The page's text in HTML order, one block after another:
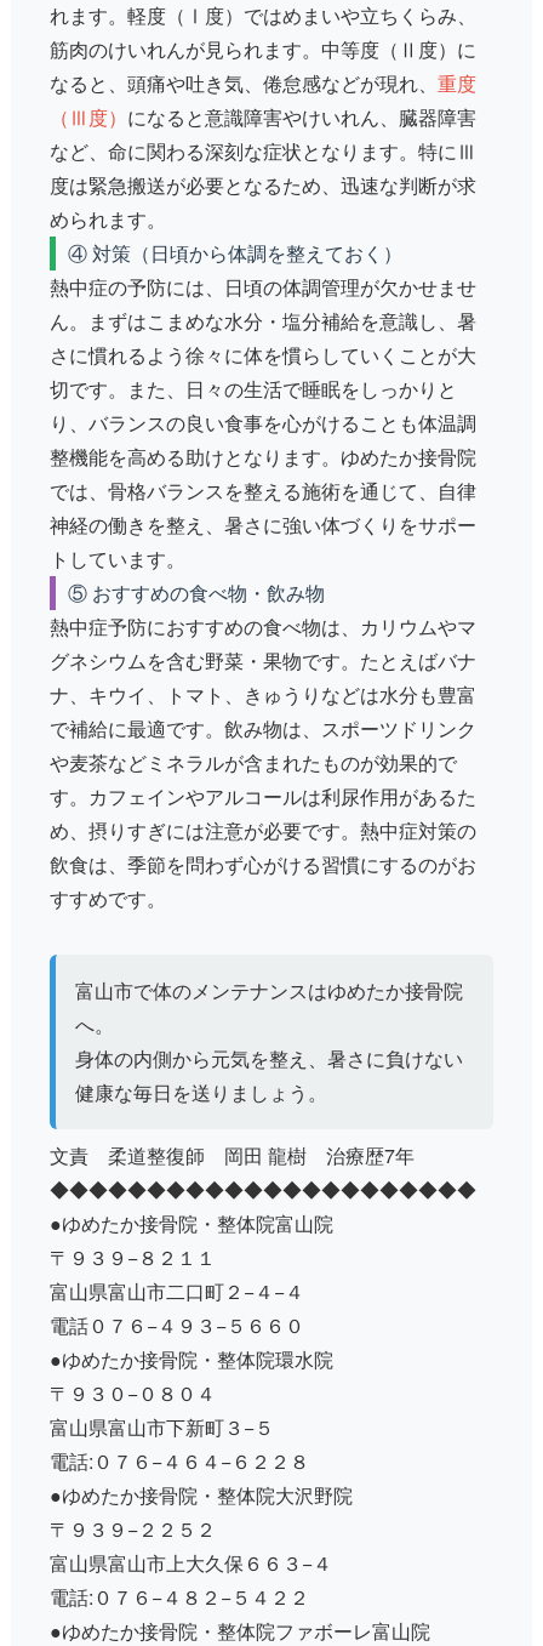
れます。 軽度（Ⅰ度） ではめまいや立ちくらみ、
筋肉のけいれんが見られます。 中等度（Ⅱ度） に
なると、頭痛や吐き気、倦怠感などが現れ、 重度
（Ⅲ度） になると意識障害やけいれん、臓器障害
など、命に関わる深刻な症状となります。特にⅢ
度は緊急搬送が必要となるため、迅速な判断が求
められます。
④ 対策（日頃から体調を整えておく）
熱中症の予防には、日頃の体調管理が欠かせませ
ん。まずはこまめな水分・塩分補給を意識し、暑
さに慣れるよう徐々に体を慣らしていくことが大
切です。また、日々の生活で睡眠をしっかりと
り、バランスの良い食事を心がけることも体温調
整機能を高める助けとなります。ゆめたか接骨院
では、 骨格バランスを整える施術を通じて、自律
神経の働きを整え、暑さに強い体づくりをサポー
トしています。
⑤ おすすめの食べ物・飲み物
熱中症予防におすすめの食べ物は、 カリウムやマ
グネシウムを含む野菜・果物です。たとえばバナ
ナ、キウイ、トマト、きゅうりなどは水分も豊富
で補給に最適です。飲み物は、 スポーツドリンク
や麦茶などミネラルが含まれたものが効果的で
す。カフェインやアルコールは利尿作用があるた
め、摂りすぎには注意が必要です。熱中症対策の
飲食は、季節を問わず心がける習慣にするのがお
すすめです。
富山市で体のメンテナンスはゆめたか接骨院
へ。
身体の内側から元気を整え、暑さに負けない
健康な毎日を送りましょう。
文責 柔道整復師 岡田 龍樹 治療歴7年
◆◆◆◆◆◆◆◆◆◆◆◆◆◆◆◆◆◆◆◆◆◆
●ゆめたか接骨院・整体院富山院
〒９３９−８２１１
富山県富山市二口町２−４−４
電話０７６−４９３−５６６０
●ゆめたか接骨院・整体院環水院
〒９３０−０８０４
富山県富山市下新町３−５
電話:０７６−４６４−６２２８
●ゆめたか接骨院・整体院大沢野院
〒９３９−２２５２
富山県富山市上大久保６６３−４
電話:０７６−４８２−５４２２
●ゆめたか接骨院・整体院ファボーレ富山院